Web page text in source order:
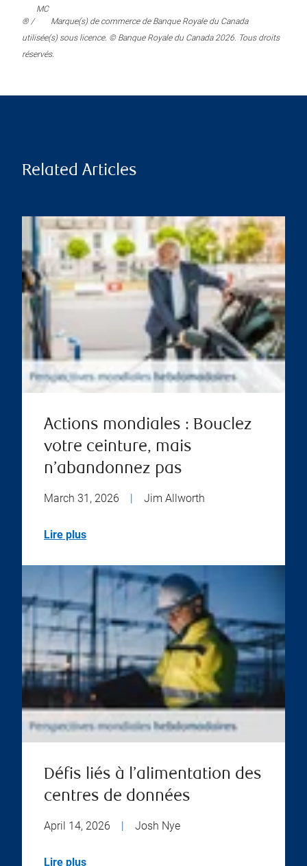
® /
MC
Marque(s) de commerce de Banque Royale du Canada
utilisée(s) sous licence. © Banque Royale du Canada 2026. Tous droits
réservés.
Related Articles
Actions mondiales : Bouclez
votre ceinture, mais
n’abandonnez pas
March 31, 2026 Jim Allworth
Lire plus
Défis liés à l’alimentation des
centres de données
April 14, 2026 | Josh Nye
Lire plus